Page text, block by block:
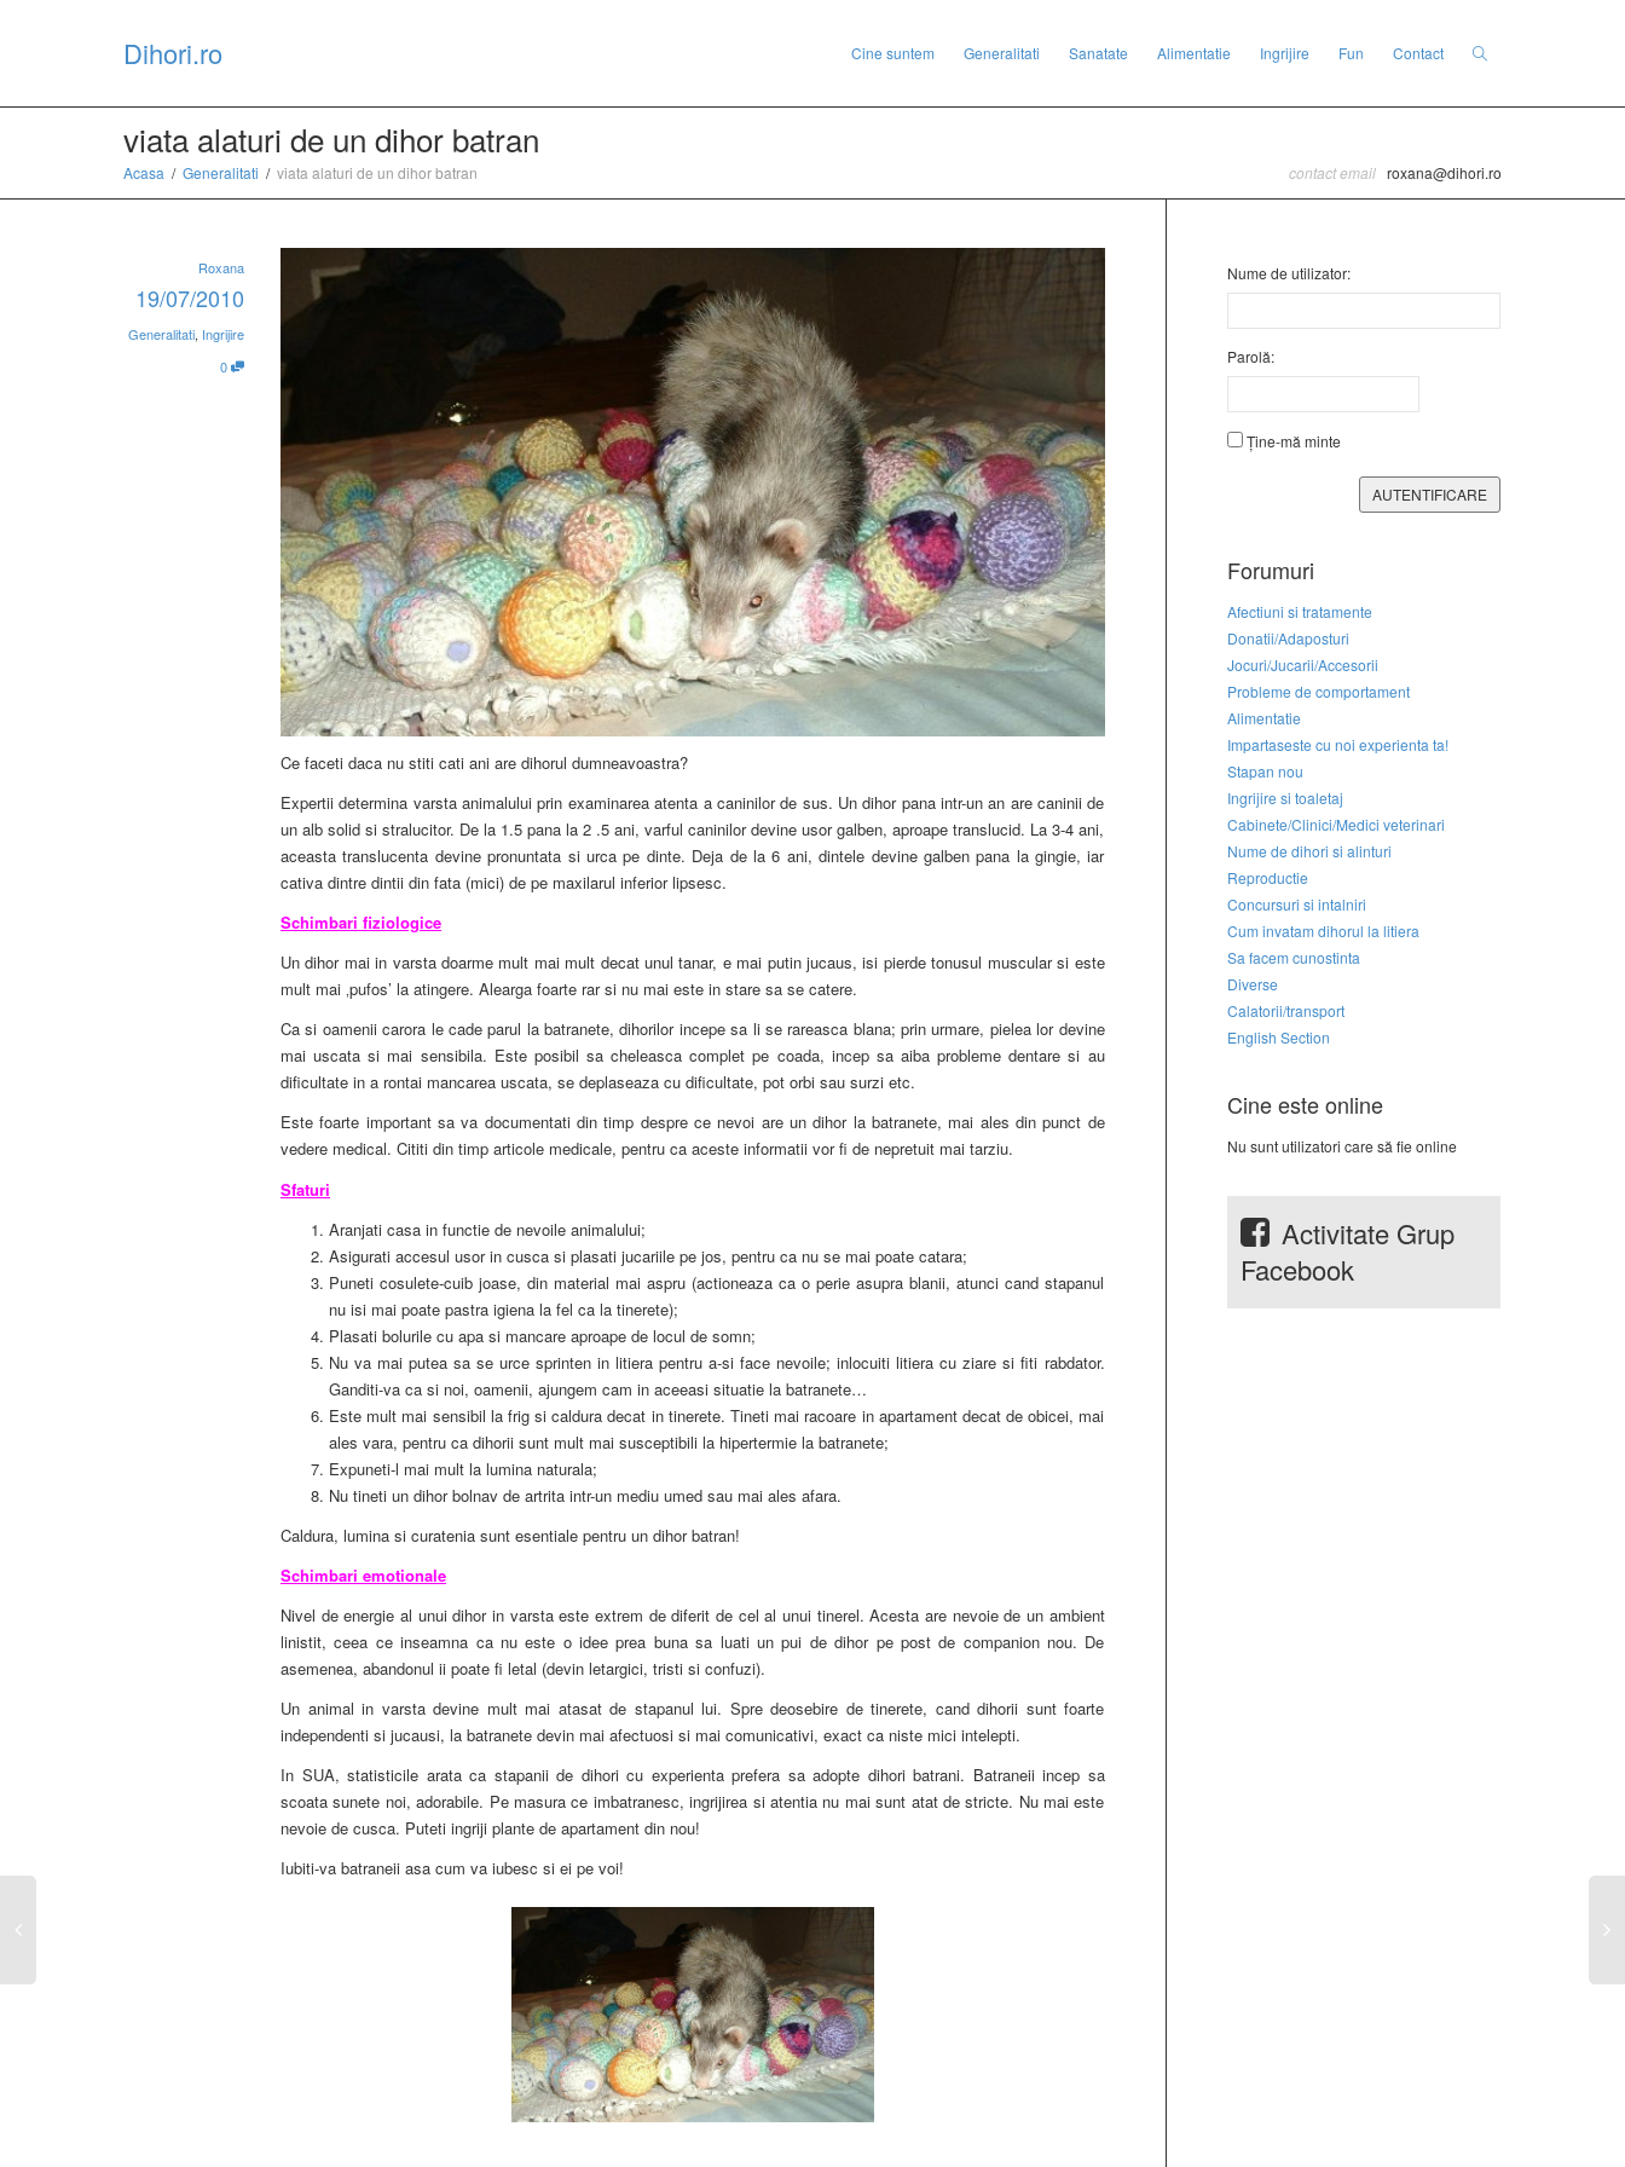
Dihori.ro Cine suntem Generalitati Sanatate Alimentatie Ingrijire Fun Contact
viata alaturi de un dihor batran
Acasa Generalitati viata alaturi de un dihor batran contact email roxana@dihori.ro
Roxana
19/07/2010
Generalitati, Ingrijire
0
Ce faceti daca nu stiti cati ani are dihorul dumneavoastra?
Expertii determina varsta animalului prin examinarea atenta a caninilor de sus. Un dihor pana intr-un an are caninii de
un alb solid si stralucitor. De la 1.5 pana la 2 .5 ani, varful caninilor devine usor galben, aproape translucid. La 3-4 ani,
aceasta translucenta devine pronuntata si urca pe dinte. Deja de la 6 ani, dintele devine galben pana la gingie, iar
cativa dintre dintii din fata (mici) de pe maxilarul inferior lipsesc.
Schimbari fiziologice
Un dihor mai in varsta doarme mult mai mult decat unul tanar, e mai putin jucaus, isi pierde tonusul muscular si este
mult mai ‚pufos’ la atingere. Alearga foarte rar si nu mai este in stare sa se catere.
Ca si oamenii carora le cade parul la batranete, dihorilor incepe sa li se rareasca blana; prin urmare, pielea lor devine
mai uscata si mai sensibila. Este posibil sa cheleasca complet pe coada, incep sa aiba probleme dentare si au
dificultate in a rontai mancarea uscata, se deplaseaza cu dificultate, pot orbi sau surzi etc.
Este foarte important sa va documentati din timp despre ce nevoi are un dihor la batranete, mai ales din punct de
vedere medical. Cititi din timp articole medicale, pentru ca aceste informatii vor fi de nepretuit mai tarziu.
Sfaturi
Aranjati casa in functie de nevoile animalului;
Asigurati accesul usor in cusca si plasati jucariile pe jos, pentru ca nu se mai poate catara;
Puneti cosulete-cuib joase, din material mai aspru (actioneaza ca o perie asupra blanii, atunci cand stapanul
nu isi mai poate pastra igiena la fel ca la tinerete);
Plasati bolurile cu apa si mancare aproape de locul de somn;
Nu va mai putea sa se urce sprinten in litiera pentru a-si face nevoile; inlocuiti litiera cu ziare si fiti rabdator.
Ganditi-va ca si noi, oamenii, ajungem cam in aceeasi situatie la batranete…
Este mult mai sensibil la frig si caldura decat in tinerete. Tineti mai racoare in apartament decat de obicei, mai
ales vara, pentru ca dihorii sunt mult mai susceptibili la hipertermie la batranete;
Expuneti-l mai mult la lumina naturala;
Nu tineti un dihor bolnav de artrita intr-un mediu umed sau mai ales afara.
Caldura, lumina si curatenia sunt esentiale pentru un dihor batran!
Schimbari emotionale
Nivel de energie al unui dihor in varsta este extrem de diferit de cel al unui tinerel. Acesta are nevoie de un ambient
linistit, ceea ce inseamna ca nu este o idee prea buna sa luati un pui de dihor pe post de companion nou. De
asemenea, abandonul ii poate fi letal (devin letargici, tristi si confuzi).
Un animal in varsta devine mult mai atasat de stapanul lui. Spre deosebire de tinerete, cand dihorii sunt foarte
independenti si jucausi, la batranete devin mai afectuosi si mai comunicativi, exact ca niste mici intelepti.
In SUA, statisticile arata ca stapanii de dihori cu experienta prefera sa adopte dihori batrani. Batraneii incep sa
scoata sunete noi, adorabile. Pe masura ce imbatranesc, ingrijirea si atentia nu mai sunt atat de stricte. Nu mai este
nevoie de cusca. Puteti ingriji plante de apartament din nou!
Iubiti-va batraneii asa cum va iubesc si ei pe voi!
Nume de utilizator:
Parolă:
Ține-mă minte
AUTENTIFICARE
Forumuri
Afectiuni si tratamente
Donatii/Adaposturi
Jocuri/Jucarii/Accesorii
Probleme de comportament
Alimentatie
Impartaseste cu noi experienta ta!
Stapan nou
Ingrijire si toaletaj
Cabinete/Clinici/Medici veterinari
Nume de dihori si alinturi
Reproductie
Concursuri si intalniri
Cum invatam dihorul la litiera
Sa facem cunostinta
Diverse
Calatorii/transport
English Section
Cine este online
Nu sunt utilizatori care să fie online
Activitate Grup
Facebook